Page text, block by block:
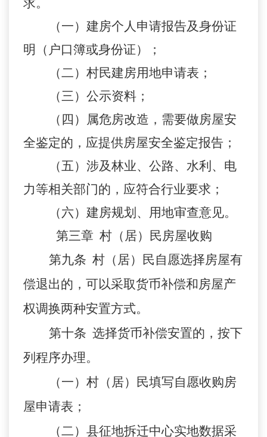
求。
（一）建房个人申请报告及身份证
明（户口簿或身份证）；
（二）村民建房用地申请表；
（三）公示资料；
（四）属危房改造，需要做房屋安
全鉴定的，应提供房屋安全鉴定报告；
（五）涉及林业、公路、水利、电
力等相关部门的，应符合行业要求；
（六）建房规划、用地审查意见。
第三章 村（居）民房屋收购
第九条 村（居）民自愿选择房屋有
偿退出的，可以采取货币补偿和房屋产
权调换两种安置方式。
第十条 选择货币补偿安置的，按下
列程序办理。
（一）村（居）民填写自愿收购房
屋申请表；
（二）县征地拆迁中心实地数据采